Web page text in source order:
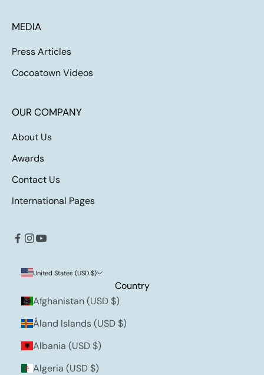
MEDIA
Press Articles
Cocoatown Videos
OUR COMPANY
About Us
Awards
Contact Us
International Pages
United States (USD $)
Country
Afghanistan (USD $)
Åland Islands (USD $)
Albania (USD $)
Algeria (USD $)